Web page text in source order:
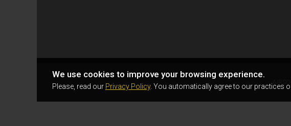
We use cookies to improve your browsing experience.
Please, read our Privacy Policy. You automatically agree to our practices